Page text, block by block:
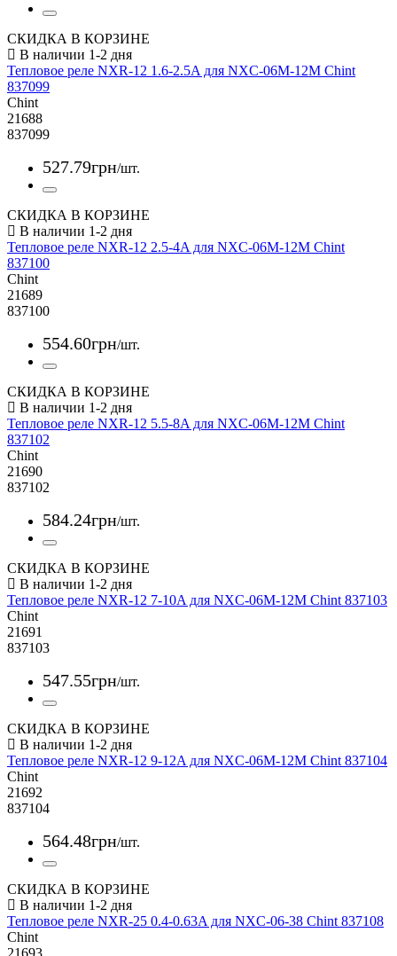
СКИДКА В КОРЗИНЕ
Тепловое реле NXR-12 1.6-2.5A для NXC-06M-12M Chint
837099
Chint
21688
837099
527.79грн/шт.
СКИДКА В КОРЗИНЕ
Тепловое реле NXR-12 2.5-4A для NXC-06M-12M Chint
837100
Chint
21689
837100
554.60грн/шт.
СКИДКА В КОРЗИНЕ
Тепловое реле NXR-12 5.5-8A для NXC-06M-12M Chint
837102
Chint
21690
837102
584.24грн/шт.
СКИДКА В КОРЗИНЕ
Тепловое реле NXR-12 7-10A для NXC-06M-12M Chint 837103
Chint
21691
837103
547.55грн/шт.
СКИДКА В КОРЗИНЕ
Тепловое реле NXR-12 9-12A для NXC-06M-12M Chint 837104
Chint
21692
837104
564.48грн/шт.
СКИДКА В КОРЗИНЕ
Тепловое реле NXR-25 0.4-0.63A для NXC-06-38 Chint 837108
Chint
21693